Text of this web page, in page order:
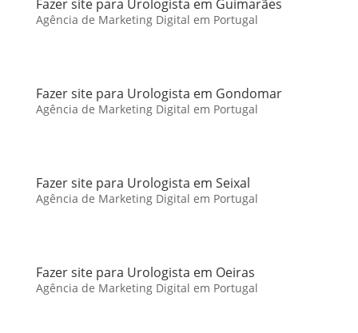
Fazer site para Urologista em Guimarães
Agência de Marketing Digital em Portugal
Fazer site para Urologista em Gondomar
Agência de Marketing Digital em Portugal
Fazer site para Urologista em Seixal
Agência de Marketing Digital em Portugal
Fazer site para Urologista em Oeiras
Agência de Marketing Digital em Portugal